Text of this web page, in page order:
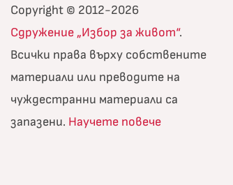
Copyright © 2012-2026
Сдружение „Избор за живот“.
Всички права върху собствените
материали или преводите на
чуждестранни материали са
запазени. Научете повече